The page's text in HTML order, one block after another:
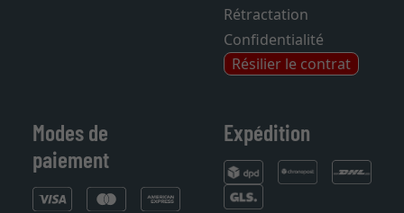
Rétractation
Confidentialité
Résilier le contrat
Modes de
paiement
Expédition